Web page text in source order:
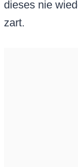
dieses nie
zart.